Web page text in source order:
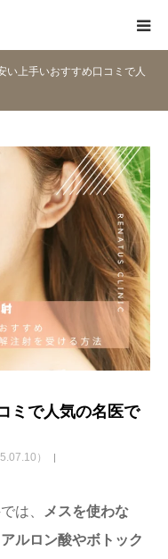
い上手いおすすめ口コミで人
ミで人気の名医で
）
は、
メスを使わな
ルロン酸やボトック